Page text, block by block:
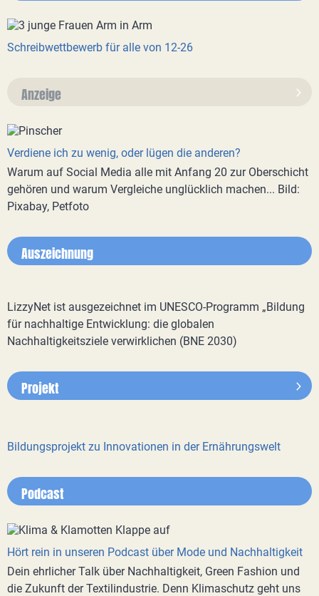
Schreibwettbewerb für alle von 12-26
Anzeige
Verdiene ich zu wenig, oder lügen die anderen?
Warum auf Social Media alle mit Anfang 20 zur Oberschicht
gehören und warum Vergleiche unglücklich machen... Bild:
Pixabay, Petfoto
Auszeichnung
LizzyNet ist ausgezeichnet im UNESCO-Programm „Bildung
für nachhaltige Entwicklung: die globalen
Nachhaltigkeitsziele verwirklichen (BNE 2030)
Projekt
Bildungsprojekt zu Innovationen in der Ernährungswelt
Podcast
Hört rein in unseren Podcast über Mode und Nachhaltigkeit
Dein ehrlicher Talk über Nachhaltigkeit, Green Fashion und
die Zukunft der Textilindustrie. Denn Klimaschutz geht uns